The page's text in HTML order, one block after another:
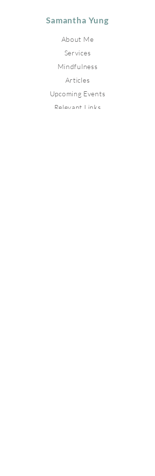
Samantha Yung
About Me
Services
Mindfulness
Articles
Upcoming Events
Relevant Links